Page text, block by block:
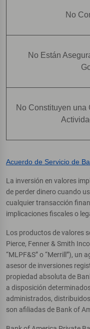
No
No Están
No Constituyen
Acuerdo de Servicio de
La inversión en valores
de perder dinero cuando
cualquier transacción
implicaciones fiscales o
Los productos de valores
Pierce, Fenner & Smith
“MLPF&S” o “Merrill”), un
asesor de inversiones
propiedad absoluta de
a disposición
administrados,
son afiliadas de Bank of